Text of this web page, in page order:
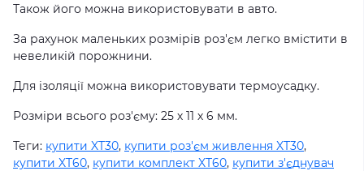
Також його можна використовувати в авто.
За рахунок маленьких розмірів роз'єм легко вмістити в
невеликій порожнини.
Для ізоляції можна використовувати термоусадку.
Розміри всього роз'єму: 25 х 11 х 6 мм.
Теги: купити XT30, купити роз'єм живлення XT30,
купити XT60, купити комплект XT60, купити з'єднувач